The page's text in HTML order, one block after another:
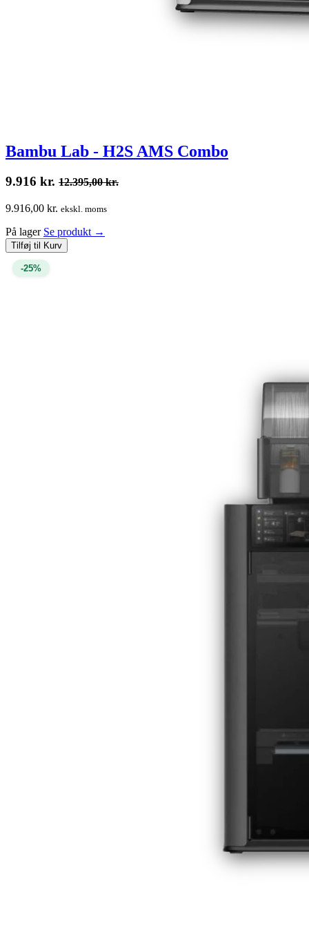
Bambu Lab - H2S AMS Combo
9.916 kr. 12.395,00kr.
9.916,00 kr. ekskl. moms
På lager Se produkt →
Tilføj til Kurv
-25%